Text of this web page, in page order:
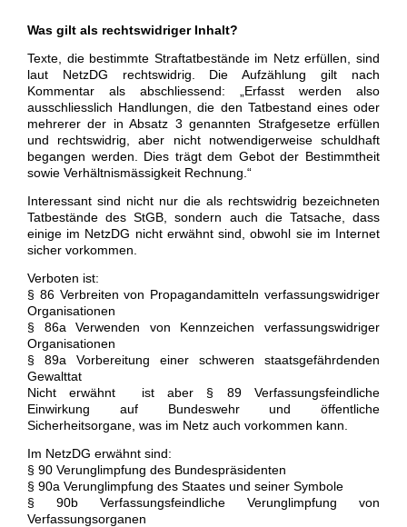
Was gilt als rechtswidriger Inhalt?
Texte, die bestimmte Straftatbestände im Netz erfüllen, sind
laut NetzDG rechtswidrig. Die Aufzählung gilt nach
Kommentar als abschliessend: „Erfasst werden also
ausschliesslich Handlungen, die den Tatbestand eines oder
mehrerer der in Absatz 3 genannten Strafgesetze erfüllen
und rechtswidrig, aber nicht notwendigerweise schuldhaft
begangen werden. Dies trägt dem Gebot der Bestimmtheit
sowie Verhältnismässigkeit Rechnung.“
Interessant sind nicht nur die als rechtswidrig bezeichneten
Tatbestände des StGB, sondern auch die Tatsache, dass
einige im NetzDG nicht erwähnt sind, obwohl sie im Internet
sicher vorkommen.
Verboten ist:
§ 86 Verbreiten von Propagandamitteln verfassungswidriger
Organisationen
§ 86a Verwenden von Kennzeichen verfassungswidriger
Organisationen
§ 89a Vorbereitung einer schweren staatsgefährdenden
Gewalttat
Nicht erwähnt ist aber § 89 Verfassungsfeindliche
Einwirkung auf Bundeswehr und öffentliche
Sicherheitsorgane, was im Netz auch vorkommen kann.
Im NetzDG erwähnt sind:
§ 90 Verunglimpfung des Bundespräsidenten
§ 90a Verunglimpfung des Staates und seiner Symbole
§ 90b Verfassungsfeindliche Verunglimpfung von
Verfassungsorganen